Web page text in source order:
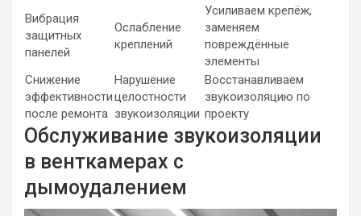
Вибрация
защитных
панелей
Ослабление
креплений
Усиливаем крепёж,
заменяем
повреждённые
элементы
Снижение
эффективности
после ремонта
Нарушение
целостности
звукоизоляции
Восстанавливаем
звукоизоляцию по
проекту
Обслуживание звукоизоляции
в венткамерах с
дымоудалением